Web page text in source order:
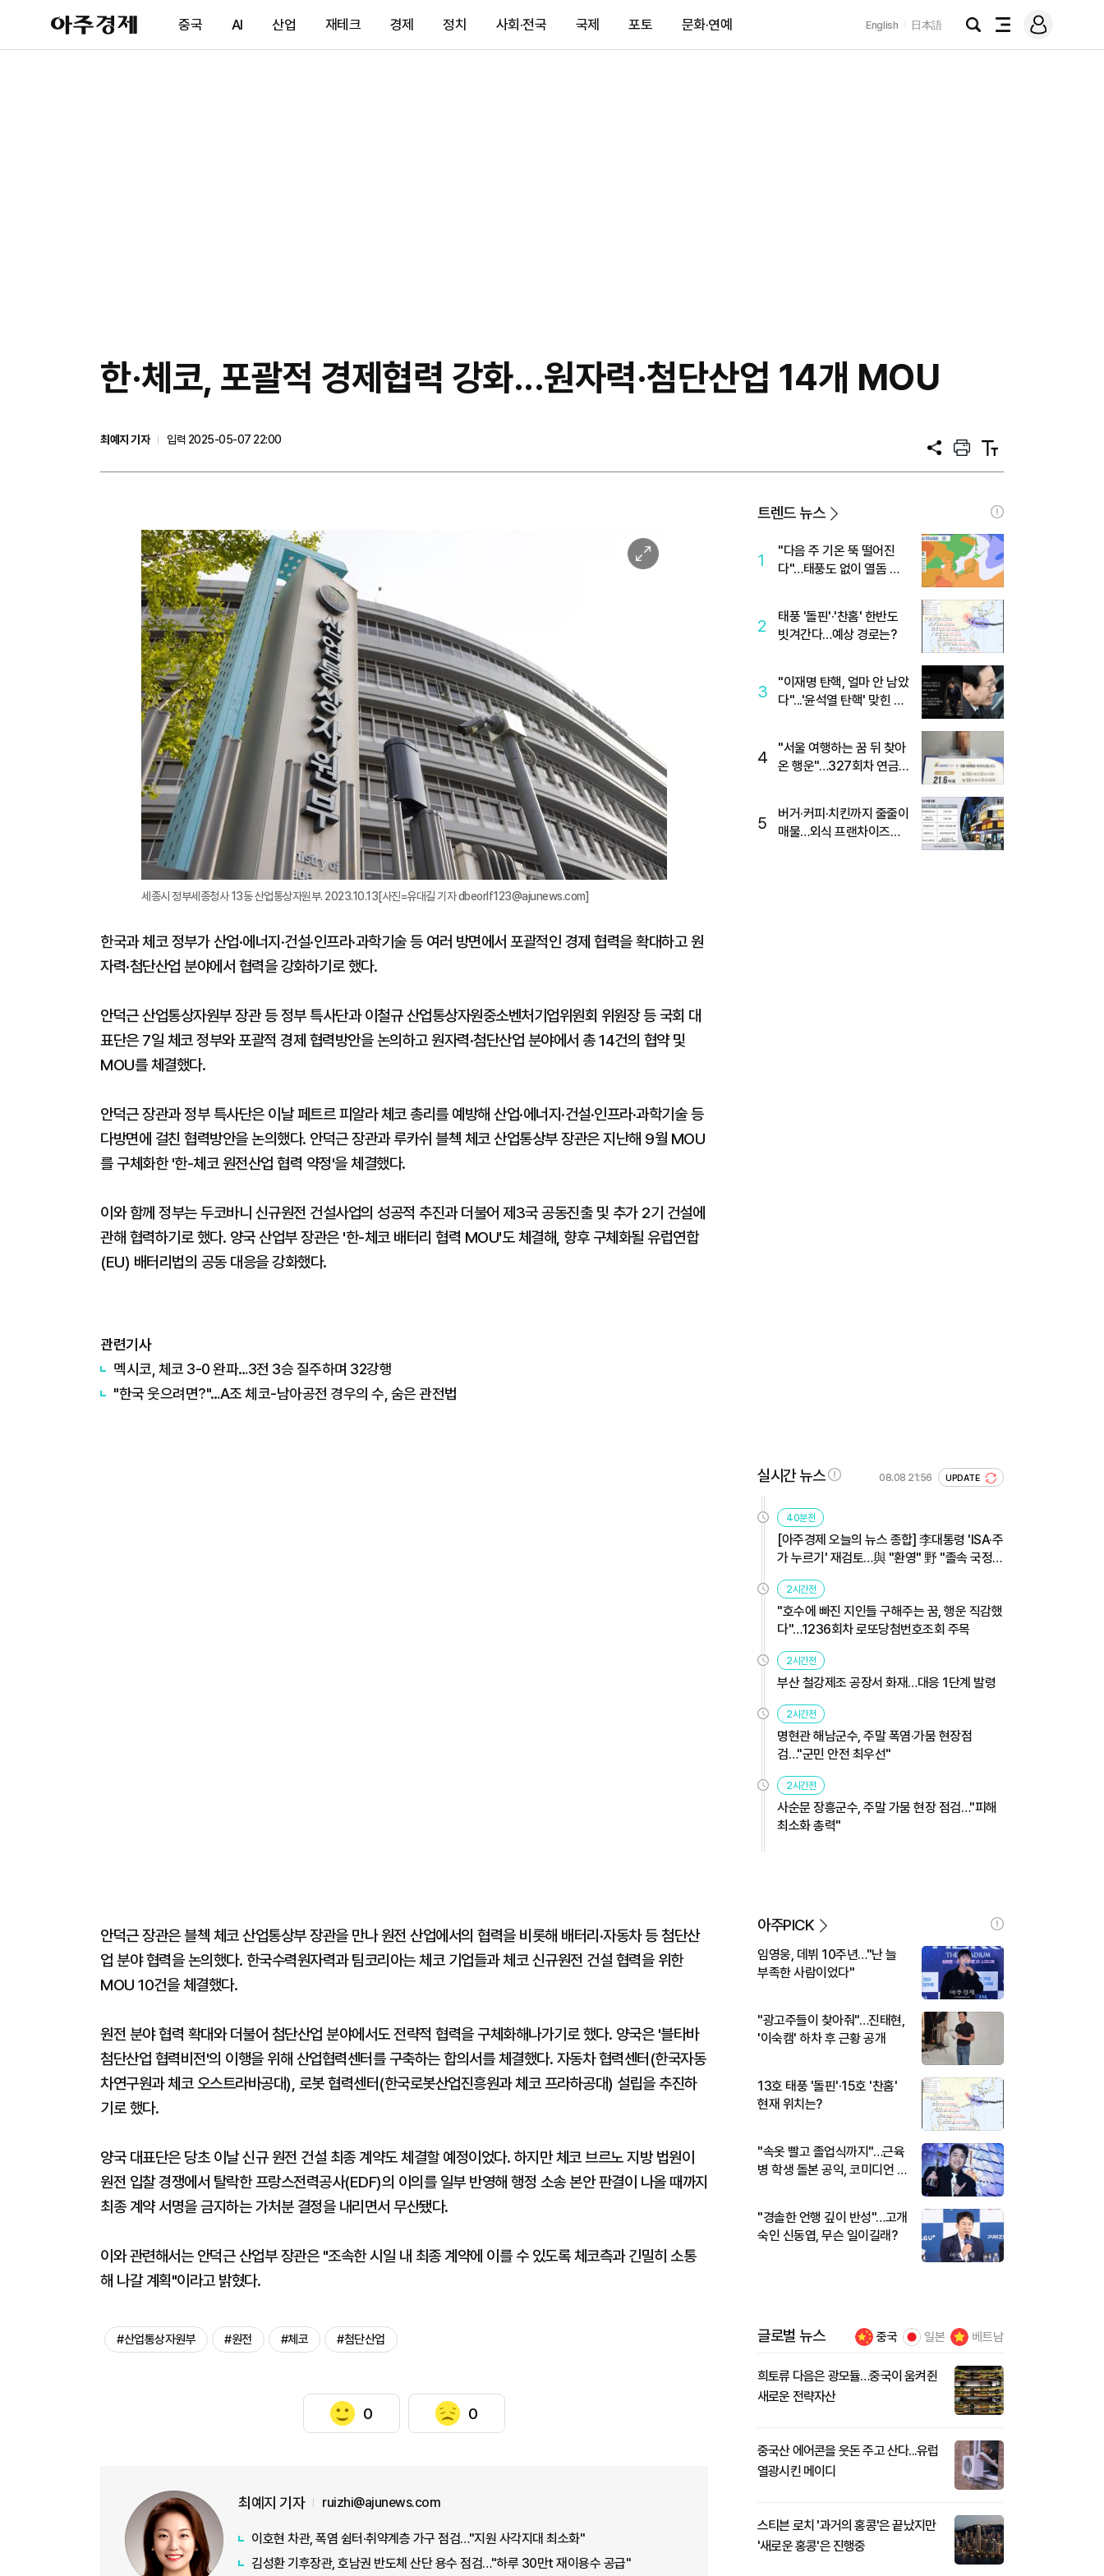
아
주
제
중국 AI 산업 재테크 경제 정치 사회·전국 국제 포토 문화·연예 English 日本語
검
전
메
그
한·체코, 포괄적 경제협력 강화...원자력·첨단산업 14개 MOU
최예지 기자
입력 2025-05-07 22:00
공
프
트
텍
트
이
미
세종시 정부세종청사 13동 산업통상자원부. 2023.10.13[사진=유대길 기자 dbeorlf123@ajunews.com]
한국과 체코 정부가 산업·에너지·건설·인프라·과학기술 등 여러 방면에서 포괄적인 경제 협력을 확대하고 원
자력·첨단산업 분야에서 협력을 강화하기로 했다.
안덕근 산업통상자원부 장관 등 정부 특사단과 이철규 산업통상자원중소벤처기업위원회 위원장 등 국회 대
표단은 7일 체코 정부와 포괄적 경제 협력방안을 논의하고 원자력·첨단산업 분야에서 총 14건의 협약 및
MOU를 체결했다.
안덕근 장관과 정부 특사단은 이날 페트르 피알라 체코 총리를 예방해 산업·에너지·건설·인프라·과학기술 등
다방면에 걸친 협력방안을 논의했다. 안덕근 장관과 루카쉬 블첵 체코 산업통상부 장관은 지난해 9월 MOU
를 구체화한 '한-체코 원전산업 협력 약정'을 체결했다.
이와 함께 정부는 두코바니 신규원전 건설사업의 성공적 추진과 더불어 제3국 공동진출 및 추가 2기 건설에
관해 협력하기로 했다. 양국 산업부 장관은 '한-체코 배터리 협력 MOU'도 체결해, 향후 구체화될 유럽연합
(EU) 배터리법의 공동 대응을 강화했다.
관련기사
멕시코, 체코 3-0 완파…3전 3승 질주하며 32강행
"한국 웃으려면?"…A조 체코-남아공전 경우의 수, 숨은 관전법
안덕근 장관은 블첵 체코 산업통상부 장관을 만나 원전 산업에서의 협력을 비롯해 배터리·자동차 등 첨단산
업 분야 협력을 논의했다. 한국수력원자력과 팀코리아는 체코 기업들과 체코 신규원전 건설 협력을 위한
MOU 10건을 체결했다.
원전 분야 협력 확대와 더불어 첨단산업 분야에서도 전략적 협력을 구체화해나가기로 했다. 양국은 '블타바
첨단산업 협력비전'의 이행을 위해 산업협력센터를 구축하는 합의서를 체결했다. 자동차 협력센터(한국자동
차연구원과 체코 오스트라바공대), 로봇 협력센터(한국로봇산업진흥원과 체코 프라하공대) 설립을 추진하
기로 했다.
양국 대표단은 당초 이날 신규 원전 건설 최종 계약도 체결할 예정이었다. 하지만 체코 브르노 지방 법원이
원전 입찰 경쟁에서 탈락한 프랑스전력공사(EDF)의 이의를 일부 반영해 행정 소송 본안 판결이 나올 때까지
최종 계약 서명을 금지하는 가처분 결정을 내리면서 무산됐다.
이와 관련해서는 안덕근 산업부 장관은 "조속한 시일 내 최종 계약에 이를 수 있도록 체코측과 긴밀히 소통
해 나갈 계획"이라고 밝혔다.
#산업통상자원부 #원전 #체코 #첨단산업
0 0
최예지 기자 ruizhi@ajunews.com
이호현 차관, 폭염 쉼터·취약계층 가구 점검…"지원 사각지대 최소화"
김성환 기후장관, 호남권 반도체 산단 용수 점검…"하루 30만t 재이용수 공급"
트렌드 뉴스
1
"다음 주 기온 뚝 떨어진
다"…태풍도 없이 열돔 박
2
태풍 '돌핀'·'찬홈' 한반도
빗겨간다…예상 경로는?
3
"이재명 탄핵, 얼마 안 남았
다"...'윤석열 탄핵' 맞힌 무
4
"서울 여행하는 꿈 뒤 찾아
온 행운"…327회차 연금
5
버거·커피·치킨까지 줄줄이
매물…외식 프랜차이즈
실시간 뉴스 08.08 21:56 UPDATE
40분전
[아주경제 오늘의 뉴스 종합] 李대통령 'ISA·주
가 누르기' 재검토…與 "환영" 野 "졸속 국정"
外
2시간전
"호수에 빠진 지인들 구해주는 꿈, 행운 직감했
다"…1236회차 로또당첨번호조회 주목
2시간전
부산 철강제조 공장서 화재…대응 1단계 발령
2시간전
명현관 해남군수, 주말 폭염·가뭄 현장점
검…"군민 안전 최우선"
2시간전
사순문 장흥군수, 주말 가뭄 현장 점검…"피해
최소화 총력"
아주PICK
임영웅, 데뷔 10주년…"난 늘
부족한 사람이었다"
"광고주들이 찾아줘"…진태현,
'이숙캠' 하차 후 근황 공개
13호 태풍 '돌핀'·15호 '찬홈'
현재 위치는?
"속옷 빨고 졸업식까지"…근육
병 학생 돌본 공익, 코미디언 김
"경솔한 언행 깊이 반성"…고개
숙인 신동엽, 무슨 일이길래?
글로벌 뉴스 중국 일본 베트남
희토류 다음은 광모듈…중국이 움켜쥔
새로운 전략자산
중국산 에어콘을 웃돈 주고 산다...유럽
열광시킨 메이디
스티븐 로치 '과거의 홍콩'은 끝났지만
'새로운 홍콩'은 진행중